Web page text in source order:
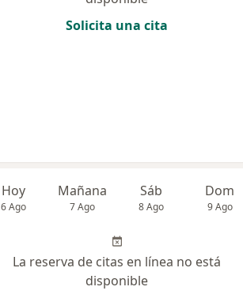
Solicita una cita
Hoy
6 Ago
Mañana
7 Ago
Sáb
8 Ago
Dom
9 Ago
La reserva de citas en línea no está
disponible